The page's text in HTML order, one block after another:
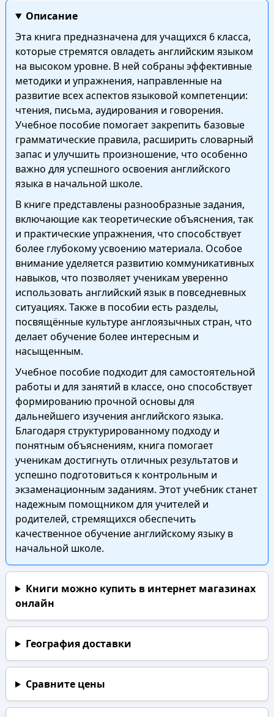
Описание
Эта книга предназначена для учащихся 6 класса,
которые стремятся овладеть английским языком
на высоком уровне. В ней собраны эффективные
методики и упражнения, направленные на
развитие всех аспектов языковой компетенции:
чтения, письма, аудирования и говорения.
Учебное пособие помогает закрепить базовые
грамматические правила, расширить словарный
запас и улучшить произношение, что особенно
важно для успешного освоения английского
языка в начальной школе.
В книге представлены разнообразные задания,
включающие как теоретические объяснения, так
и практические упражнения, что способствует
более глубокому усвоению материала. Особое
внимание уделяется развитию коммуникативных
навыков, что позволяет ученикам уверенно
использовать английский язык в повседневных
ситуациях. Также в пособии есть разделы,
посвящённые культуре англоязычных стран, что
делает обучение более интересным и
насыщенным.
Учебное пособие подходит для самостоятельной
работы и для занятий в классе, оно способствует
формированию прочной основы для
дальнейшего изучения английского языка.
Благодаря структурированному подходу и
понятным объяснениям, книга помогает
ученикам достигнуть отличных результатов и
успешно подготовиться к контрольным и
экзаменационным заданиям. Этот учебник станет
надежным помощником для учителей и
родителей, стремящихся обеспечить
качественное обучение английскому языку в
начальной школе.
Книги можно купить в интернет магазинах
онлайн
География доставки
Сравните цены